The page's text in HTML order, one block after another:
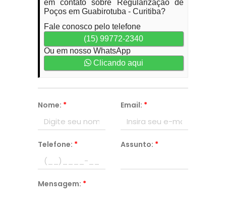
em contato sobre Regularização de
Poços em Guabirotuba - Curitiba?
Fale conosco pelo telefone
(15) 99772-2340
Ou em nosso WhatsApp
Clicando aqui
Nome: * Email: *
Telefone: * Assunto: *
Mensagem: *